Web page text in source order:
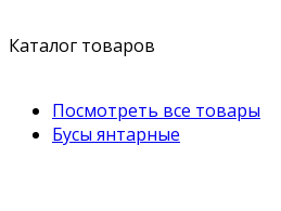
Каталог товаров
Посмотреть все товары
Бусы янтарные